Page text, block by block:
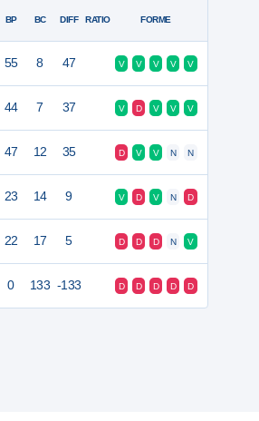
BP BC DIFF RATIO FORME
55 8 47 V V V V V
44 7 37 V D V V V
47 12 35 D V V N N
23 14 9 V D V N D
22 17 5 D D D N V
0 133 -133 D D D D D